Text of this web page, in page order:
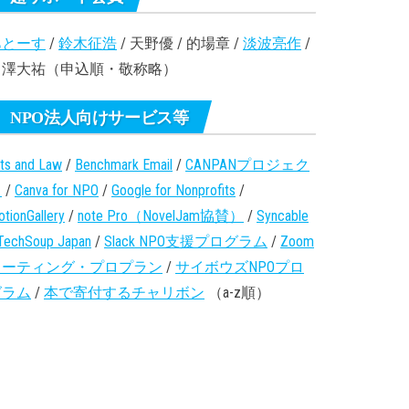
ーす / 鈴木征浩 / 天野優 / 的場章 / 淡波亮作 /
大祐（申込順・敬称略）
NPO法人向けサービス等
and Law / Benchmark Email / CANPANプロジェク
/ Canva for NPO / Google for Nonprofits /
/ note Pro（NovelJam協賛） / Syncable
Japan / Slack NPO支援プログラム / Zoom
ティング・プロプラン / サイボウズNPOプロ
ム / 本で寄付するチャリボン （a-z順）